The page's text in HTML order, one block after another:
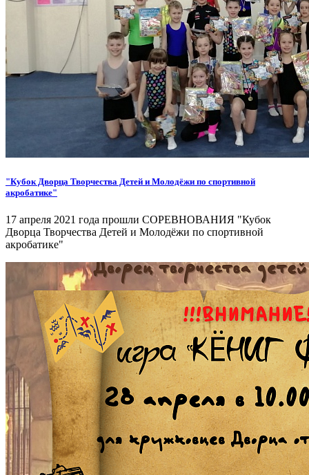
"Кубок Дворца Творчества Детей и Молодёжи по спортивной
акробатике"
17 апреля 2021 года прошли СОРЕВНОВАНИЯ "Кубок
Дворца Творчества Детей и Молодёжи по спортивной
акробатике"